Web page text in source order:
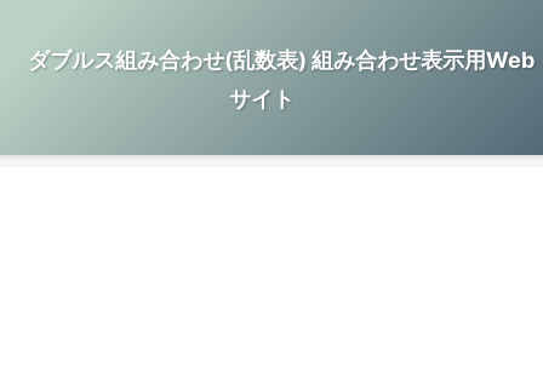
ダブルス組み合わせ(乱数表) 組み合わせ表示用Web
サイト